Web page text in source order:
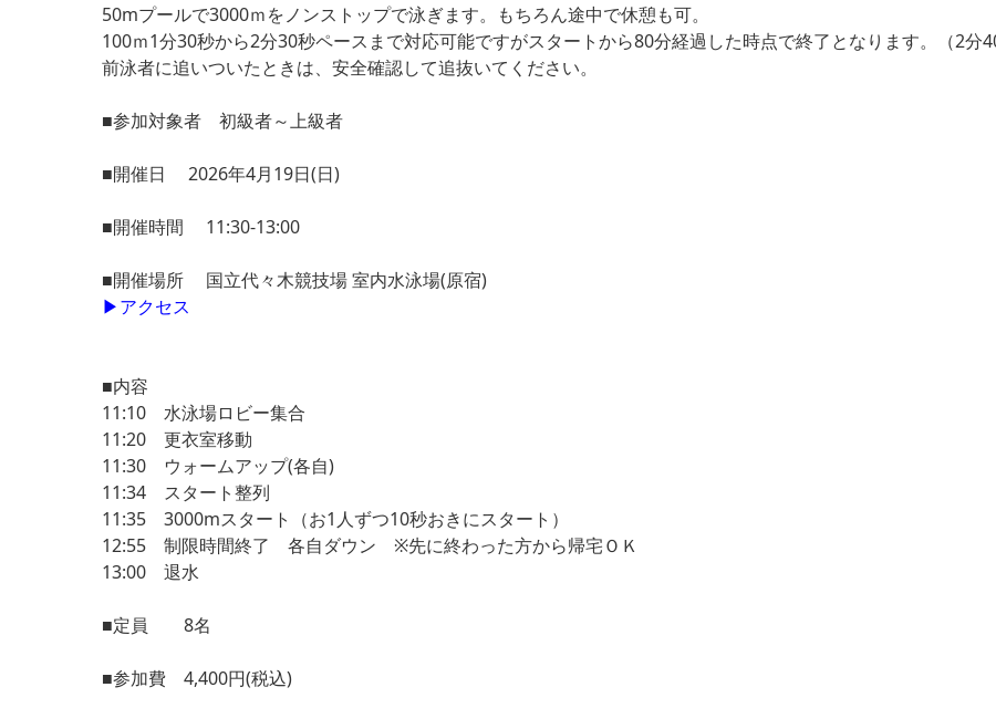
50mプールで3000ｍをノンストップで泳ぎます。もちろん途中で休憩も可。
100ｍ1分30秒から2分30秒ペースまで対応可能ですがスタートから80分経過した時点で終了となります。（2分
前泳者に追いついたときは、安全確認して追抜いてください。
■参加対象者 初級者～上級者
■開催日 2026年4月19日(日)
■開催時間 11:30-13:00
■開催場所 国立代々木競技場 室内水泳場(原宿)
▶アクセス
■内容
11:10 水泳場ロビー集合
11:20 更衣室移動
11:30 ウォームアップ(各自)
11:34 スタート整列
11:35 3000mスタート（お1人ずつ10秒おきにスタート）
12:55 制限時間終了 各自ダウン ※先に終わった方から帰宅ＯＫ
13:00 退水
■定員 8名
■参加費 4,400円(税込)